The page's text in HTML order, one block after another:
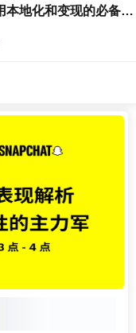
俄罗斯文化密码: 中国开发者实现应用本地化和变现的必备指南